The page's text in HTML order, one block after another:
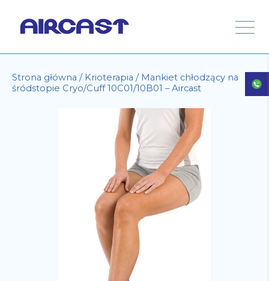
Strona główna / Krioterapia / Mankiet chłodzący na
śródstopie Cryo/Cuff 10C01/10B01 – Aircast